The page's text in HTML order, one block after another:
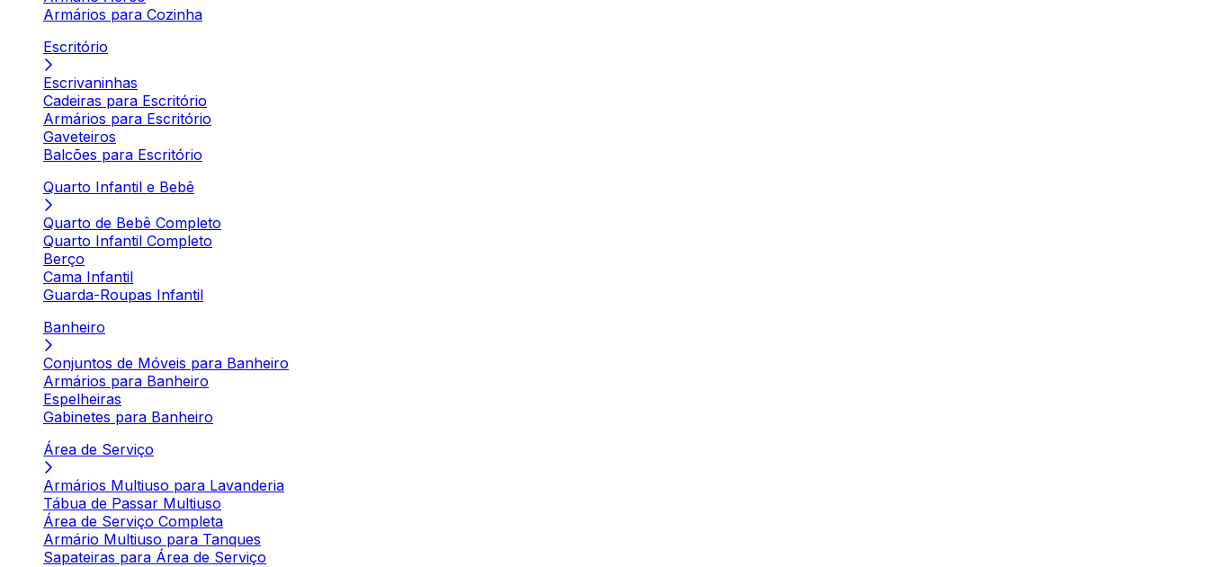
Armários para Cozinha
Escritório
Escrivaninhas
Cadeiras para Escritório
Armários para Escritório
Gaveteiros
Balcões para Escritório
Quarto Infantil e Bebê
Quarto de Bebê Completo
Quarto Infantil Completo
Berço
Cama Infantil
Guarda-Roupas Infantil
Banheiro
Conjuntos de Móveis para Banheiro
Armários para Banheiro
Espelheiras
Gabinetes para Banheiro
Área de Serviço
Armários Multiuso para Lavanderia
Tábua de Passar Multiuso
Área de Serviço Completa
Armário Multiuso para Tanques
Sapateiras para Área de Serviço